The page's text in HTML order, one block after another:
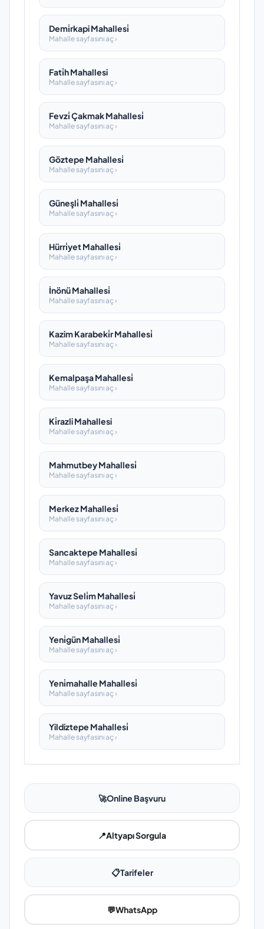
Demi̇rkapi Mahallesi̇
Mahalle sayfasını aç ›
Fati̇h Mahallesi
Mahalle sayfasını aç ›
Fevzi̇ Çakmak Mahallesi̇
Mahalle sayfasını aç ›
Göztepe Mahallesi̇
Mahalle sayfasını aç ›
Güneşli̇ Mahallesi̇
Mahalle sayfasını aç ›
Hürri̇yet Mahallesi̇
Mahalle sayfasını aç ›
İnönü Mahallesi̇
Mahalle sayfasını aç ›
Kazim Karabeki̇r Mahallesi̇
Mahalle sayfasını aç ›
Kemalpaşa Mahallesi̇
Mahalle sayfasını aç ›
Ki̇razli Mahallesi
Mahalle sayfasını aç ›
Mahmutbey Mahallesi̇
Mahalle sayfasını aç ›
Merkez Mahallesi̇
Mahalle sayfasını aç ›
Sancaktepe Mahallesi̇
Mahalle sayfasını aç ›
Yavuz Seli̇m Mahallesi̇
Mahalle sayfasını aç ›
Yeni̇gün Mahallesi̇
Mahalle sayfasını aç ›
Yeni̇mahalle Mahallesi̇
Mahalle sayfasını aç ›
Yildiztepe Mahallesi̇
Mahalle sayfasını aç ›
🚀Online Başvuru
📍Altyapı Sorgula
📋Tarifeler
💬WhatsApp